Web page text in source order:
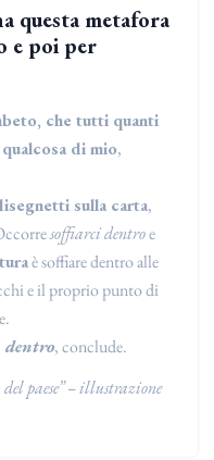
questa metafora
e poi per
che tutti quanti
di mio,
sulla carta,
soffiarci dentroe
è soffiare dentro alle
e il proprio punto di
dentro, conclude.
paese” – illustrazione